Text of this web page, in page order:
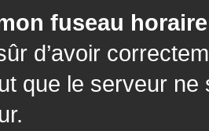
fuseau
d’avoir
que le serveur